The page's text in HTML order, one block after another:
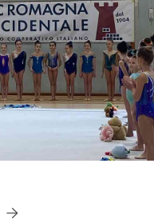
precedente
vai a immagine successiva